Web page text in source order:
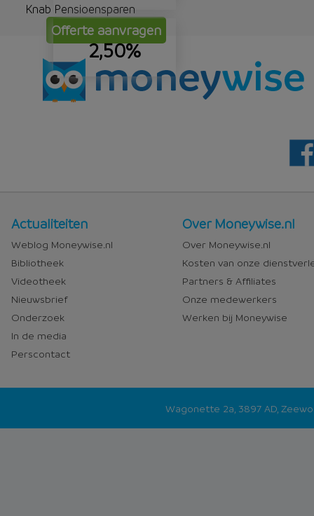
Offerte aanvragen
Knab Pensioensparen
2,50%
Nieuws
en
media
Actualiteiten
Weblog Moneywise.nl
Bibliotheek
Videotheek
Nieuwsbrief
Onderzoek
In de media
Perscontact
Over
Moneywise
Over Moneywise.nl
Over Moneywise.nl
Kosten van onze
Partners & Affiliates
Onze medewerkers
Werken bij Moneywise
Wagonette 2a, 3897 AD,